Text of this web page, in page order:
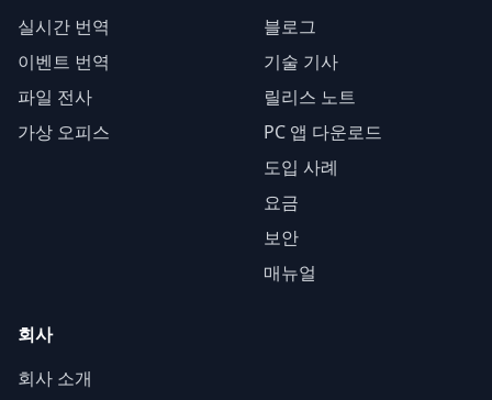
실시간 번역
이벤트 번역
파일 전사
가상 오피스
블로그
기술 기사
릴리스 노트
PC 앱 다운로드
도입 사례
요금
보안
매뉴얼
회사
회사 소개